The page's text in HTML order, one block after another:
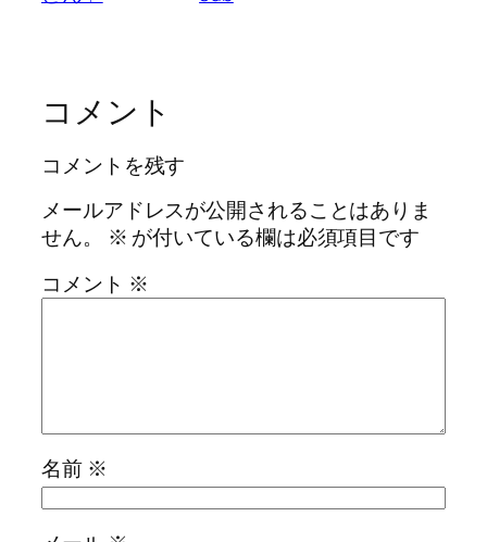
コメント
コメントを残す
メールアドレスが公開されることはありま
せん。
※ が付いている欄は必須項目です
コメント ※
名前 ※